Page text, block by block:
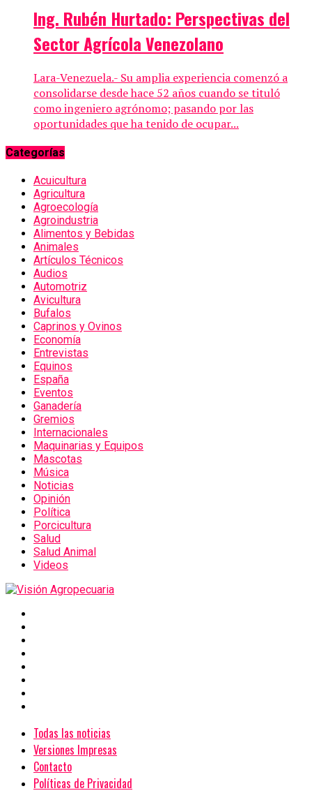
Ing. Rubén Hurtado: Perspectivas del
Sector Agrícola Venezolano
Lara-Venezuela.- Su amplia experiencia comenzó a
consolidarse desde hace 52 años cuando se tituló
como ingeniero agrónomo; pasando por las
oportunidades que ha tenido de ocupar...
Categorías
Acuicultura
Agricultura
Agroecología
Agroindustria
Alimentos y Bebidas
Animales
Artículos Técnicos
Audios
Automotriz
Avicultura
Bufalos
Caprinos y Ovinos
Economía
Entrevistas
Equinos
España
Eventos
Ganadería
Gremios
Internacionales
Maquinarias y Equipos
Mascotas
Música
Noticias
Opinión
Política
Porcicultura
Salud
Salud Animal
Videos
Todas las noticias
Versiones Impresas
Contacto
Políticas de Privacidad